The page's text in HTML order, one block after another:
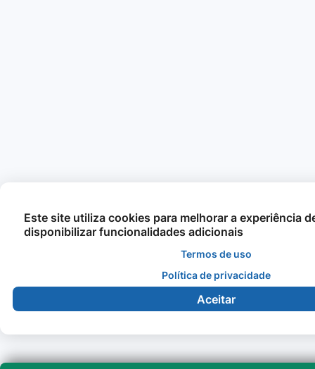
Este site utiliza cookies para melhorar a experiência
disponibilizar funcionalidades adicionais
Termos de uso
Política de privacidade
Aceitar